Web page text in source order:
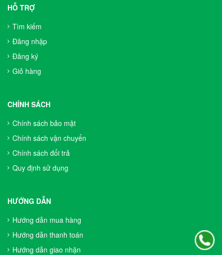
HỖ TRỢ
Tìm kiếm
Đăng nhập
Đăng ký
Giỏ hàng
CHÍNH SÁCH
Chính sách bảo mật
Chính sách vận chuyển
Chính sách đổi trả
Quy định sử dụng
HƯỚNG DẪN
Hướng dẫn mua hàng
Hướng dẫn thanh toán
Hướng dẫn giao nhận